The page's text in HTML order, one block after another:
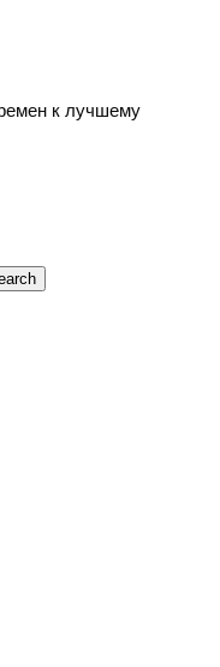
к лучшему